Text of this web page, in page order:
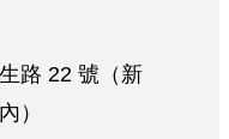
路 22 號（新
）